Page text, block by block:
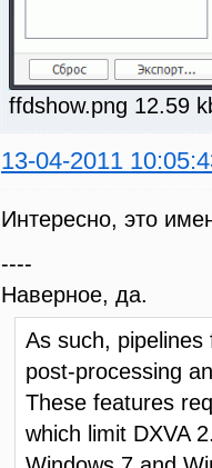
ffdshow.png 12.59
13-04-2011
Интересно, это
----
Наверное, да.
As such,
post-processing
These features
which limit DXVA